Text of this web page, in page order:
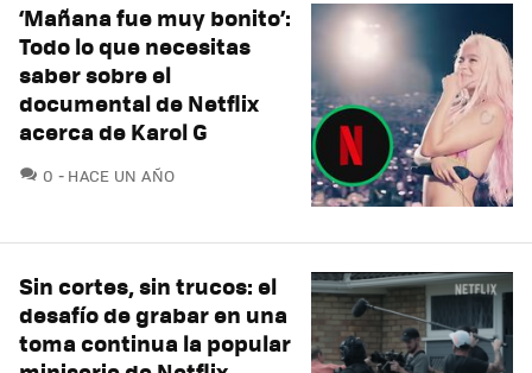
‘Mañana fue muy bonito’:
Todo lo que necesitas
saber sobre el
documental de Netflix
acerca de Karol G
0 COMENTARIOS
HACE UN AÑO
Sin cortes, sin trucos: el
desafío de grabar en una
toma continua la popular